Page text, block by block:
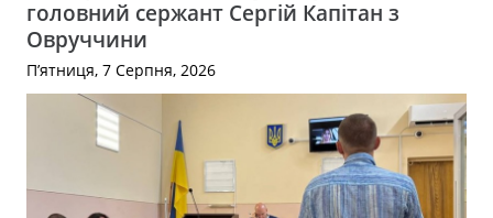
головний сержант Сергій Капітан з
Овруччини
П’ятниця, 7 Серпня, 2026